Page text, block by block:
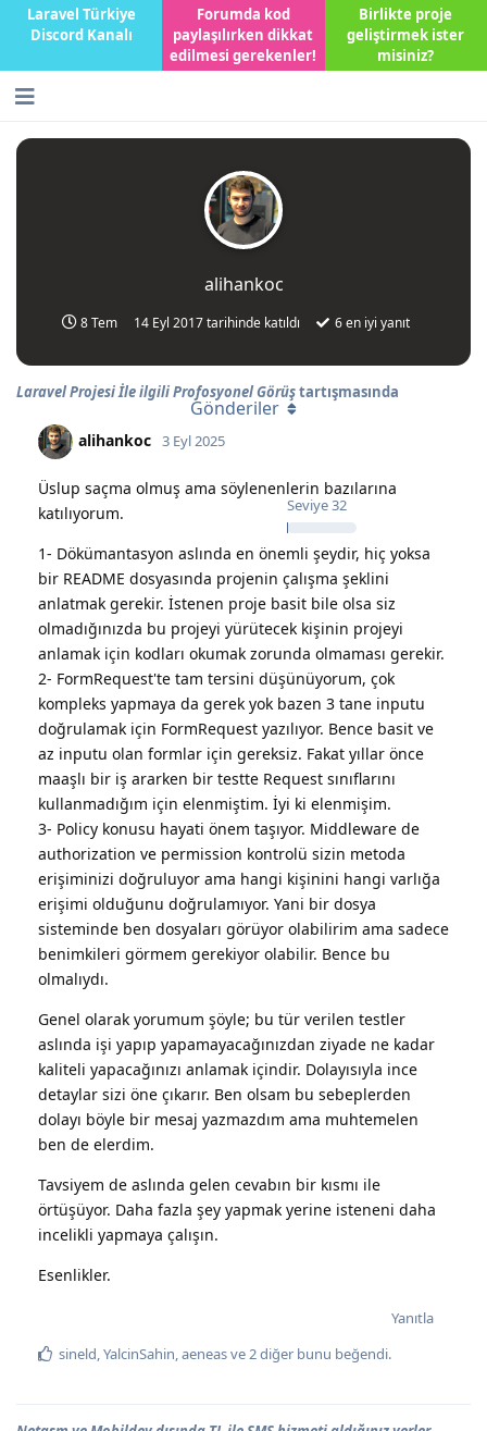
Laravel Türkiye
Discord Kanalı
Forumda kod
paylaşılırken dikkat
edilmesi gerekenler!
Birlikte proje
geliştirmek ister
misiniz?
alihankoc
8 Tem 14 Eyl 2017tarihinde katıldı 6en iyi yanıt
Gönderiler
Laravel Projesi İle ilgili Profosyonel Görüştartışmasında
alihankoc
Seviye32
3 Eyl 2025
Üslup saçma olmuş ama söylenenlerin bazılarına
katılıyorum.
1- Dökümantasyon aslında en önemli şeydir, hiç yoksa
bir README dosyasında projenin çalışma şeklini
anlatmak gerekir. İstenen proje basit bile olsa siz
olmadığınızda bu projeyi yürütecek kişinin projeyi
anlamak için kodları okumak zorunda olmaması gerekir.
2- FormRequest'te tam tersini düşünüyorum, çok
kompleks yapmaya da gerek yok bazen 3 tane inputu
doğrulamak için FormRequest yazılıyor. Bence basit ve
az inputu olan formlar için gereksiz. Fakat yıllar önce
maaşlı bir iş ararken bir testte Request sınıflarını
kullanmadığım için elenmiştim. İyi ki elenmişim.
3- Policy konusu hayati önem taşıyor. Middleware de
authorization ve permission kontrolü sizin metoda
erişiminizi doğruluyor ama hangi kişinini hangi varlığa
erişimi olduğunu doğrulamıyor. Yani bir dosya
sisteminde ben dosyaları görüyor olabilirim ama sadece
benimkileri görmem gerekiyor olabilir. Bence bu
olmalıydı.
Genel olarak yorumum şöyle; bu tür verilen testler
aslında işi yapıp yapamayacağınızdan ziyade ne kadar
kaliteli yapacağınızı anlamak içindir. Dolayısıyla ince
detaylar sizi öne çıkarır. Ben olsam bu sebeplerden
dolayı böyle bir mesaj yazmazdım ama muhtemelen
ben de elerdim.
Tavsiyem de aslında gelen cevabın bir kısmı ile
örtüşüyor. Daha fazla şey yapmak yerine isteneni daha
incelikli yapmaya çalışın.
Esenlikler.
Yanıtla
sineld,YalcinSahin,aeneasve2diğer bunu beğendi.